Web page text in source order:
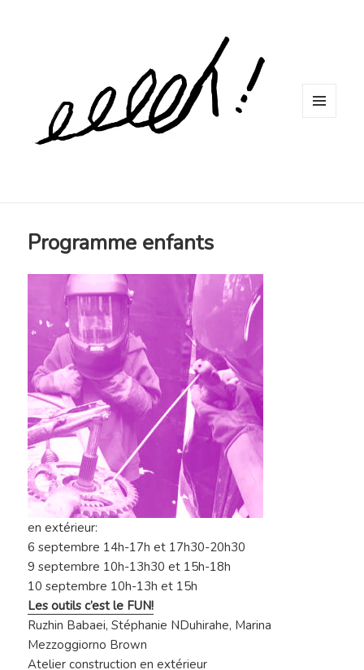
Programme enfants
en extérieur:
6 septembre 14h-17h et 17h30-20h30
9 septembre 10h-13h30 et 15h-18h
10 septembre 10h-13h et 15h
Les outils c’est le FUN!
Ruzhin Babaei, Stéphanie NDuhirahe, Marina
Mezzoggiorno Brown
Atelier constructionen extérieur